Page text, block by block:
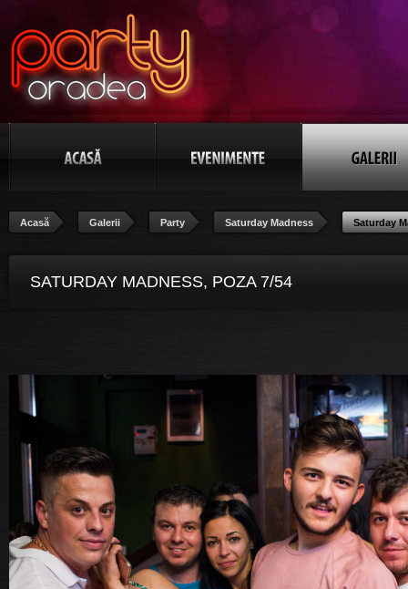
Acasă Galerii Party Saturday Madness Saturday
SATURDAY MADNESS, POZA 7/54